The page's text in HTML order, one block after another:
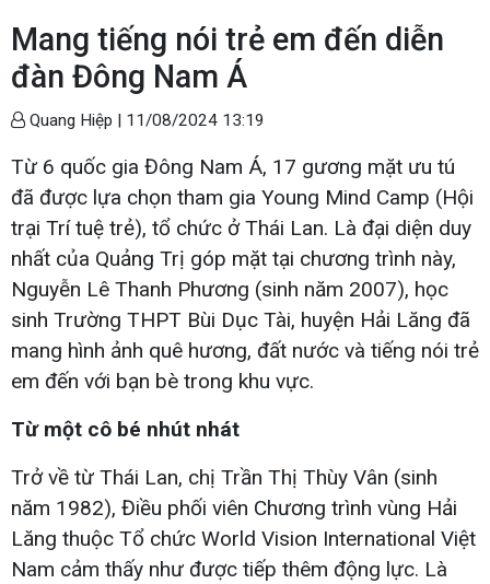
Mang tiếng nói trẻ em đến diễn
đàn Đông Nam Á
Quang Hiệp | 11/08/2024 13:19
Từ 6 quốc gia Đông Nam Á, 17 gương mặt ưu tú
đã được lựa chọn tham gia Young Mind Camp (Hội
trại Trí tuệ trẻ), tổ chức ở Thái Lan. Là đại diện duy
nhất của Quảng Trị góp mặt tại chương trình này,
Nguyễn Lê Thanh Phương (sinh năm 2007), học
sinh Trường THPT Bùi Dục Tài, huyện Hải Lăng đã
mang hình ảnh quê hương, đất nước và tiếng nói trẻ
em đến với bạn bè trong khu vực.
Từ một cô bé nhút nhát
Trở về từ Thái Lan, chị Trần Thị Thùy Vân (sinh
năm 1982), Điều phối viên Chương trình vùng Hải
Lăng thuộc Tổ chức World Vision International Việt
Nam cảm thấy như được tiếp thêm động lực. Là